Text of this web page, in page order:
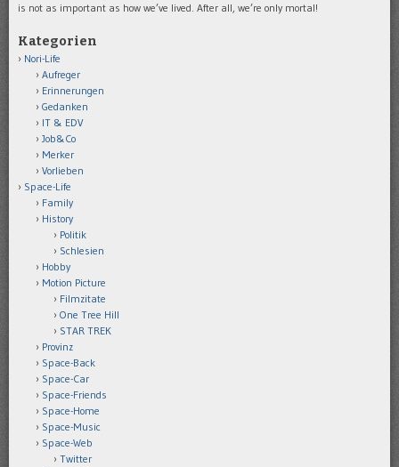
is not as important as how we’ve lived. After all, we’re only mortal!
Kategorien
Nori-Life
Aufreger
Erinnerungen
Gedanken
IT & EDV
Job&Co
Merker
Vorlieben
Space-Life
Family
History
Politik
Schlesien
Hobby
Motion Picture
Filmzitate
One Tree Hill
STAR TREK
Provinz
Space-Back
Space-Car
Space-Friends
Space-Home
Space-Music
Space-Web
Twitter